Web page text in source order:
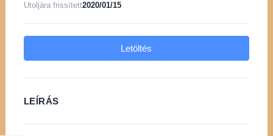
Utoljára frissített2020/01/15
Letöltés
LEÍRÁS